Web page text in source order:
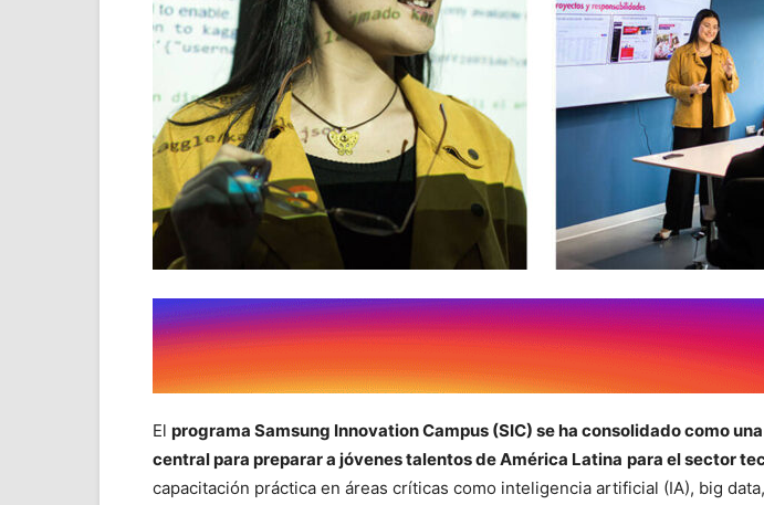
El programa Samsung Innovation Campus (SIC) se ha consolidado como
central para preparar a jóvenes talentos de América Latina para el sector
capacitación práctica en áreas críticas como inteligencia artificial (IA), big